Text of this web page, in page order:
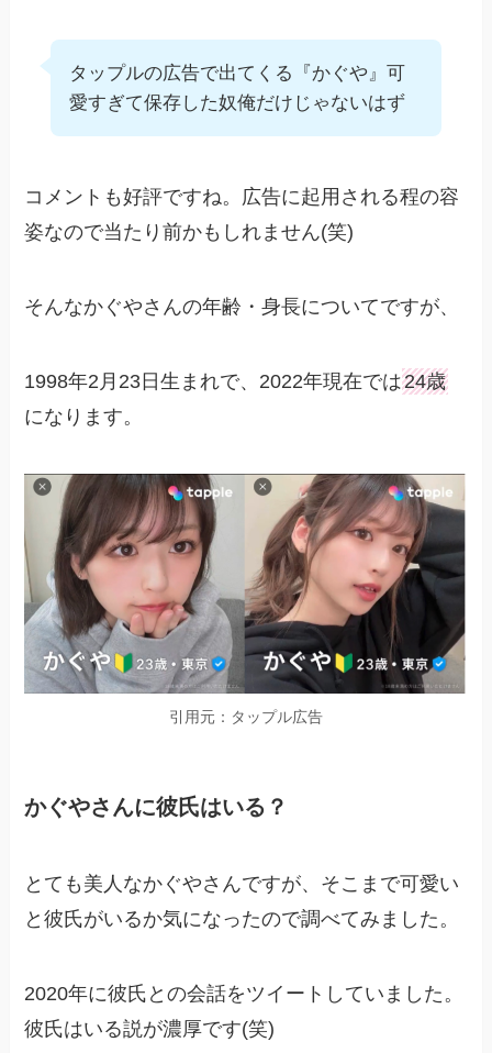
タップルの広告で出てくる『かぐや』可
愛すぎて保存した奴俺だけじゃないはず
コメントも好評ですね。広告に起用される程の容
姿なので当たり前かもしれません(笑)
そんなかぐやさんの年齢・身長についてですが、
1998年2月23日生まれで、2022年現在では24歳
になります。
引用元：タップル広告
かぐやさんに彼氏はいる？
とても美人なかぐやさんですが、そこまで可愛い
と彼氏がいるか気になったので調べてみました。
2020年に彼氏との会話をツイートしていました。
彼氏はいる説が濃厚です(笑)